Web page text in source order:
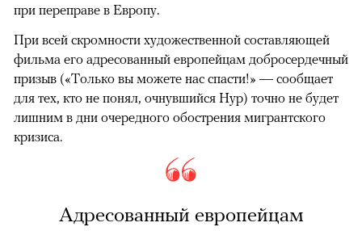
при переправе в Европу.
При всей скромности художественной составляющей
фильма его адресованный европейцам добросердечный
призыв («Только вы можете нас спасти!» — сообщает
для тех, кто не понял, очнувшийся Нур) точно не будет
лишним в дни очередного обострения мигрантского
кризиса.
Адресованный европейцам